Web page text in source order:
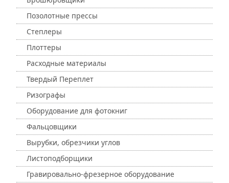
Позолотные прессы
Степлеры
Плоттеры
Расходные материалы
Твердый Переплет
Ризографы
Оборудование для фотокниг
Фальцовщики
Вырубки, обрезчики углов
Листоподборщики
Гравировально-фрезерное оборудование